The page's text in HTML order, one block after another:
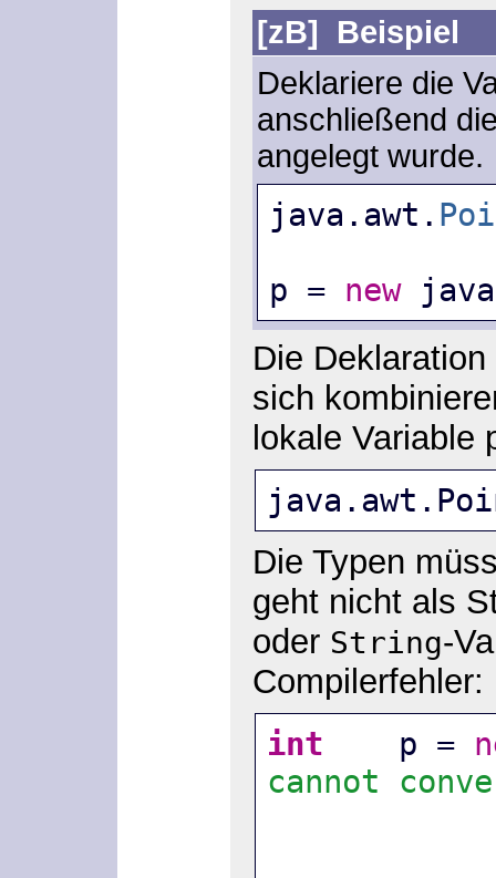
[zB] Beispiel
Deklariere die
anschließend
angelegt wurde.
java.awt.
p = new
Die
sich
lokale Variable
Die Typen
geht nicht als
oder String-
Compilerfehler:
int
    p =
cannot